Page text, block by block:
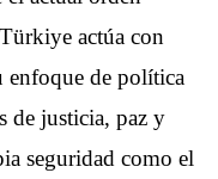
actúa con
enfoque de política
de justicia, paz y
seguridad como el